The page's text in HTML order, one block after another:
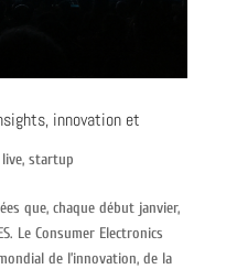
innovation et
live, startup
que, chaque début janvier,
Le Consumer Electronics
de l’innovation, de la